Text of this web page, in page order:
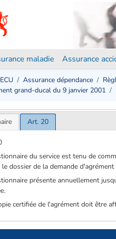
maladie Assurance
Assurance dépendance
grand-ducal du 9 janvier 2001
Art. 20
du service est tenu de
dossier de la demande
présente annuellement
certifiée de l'agrément doit être